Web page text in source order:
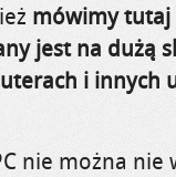
mówimy tutaj
jest na dużą
i innych
nie można